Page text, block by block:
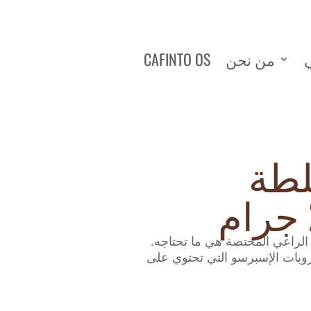
من نحن CAFINTO OS
المختصة هي ما تحتاجه.
الإسبرسو التي تحتوي على